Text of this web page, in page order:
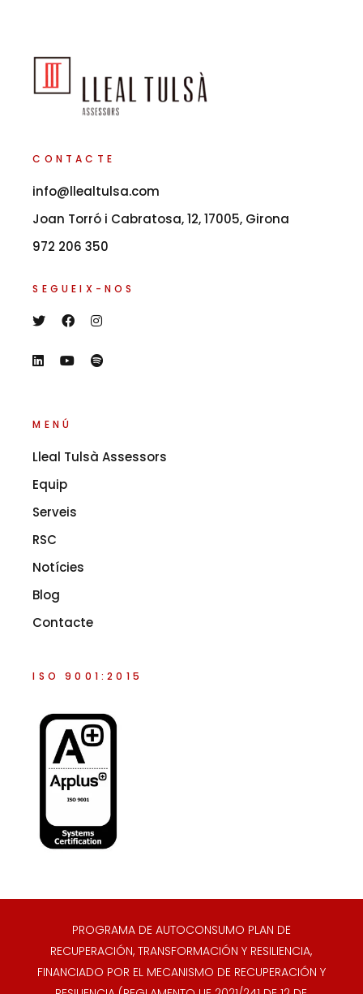
CONTACTE
info@llealtulsa.com
Joan Torró i Cabratosa, 12, 17005, Girona
972 206 350
SEGUEIX-NOS
MENÚ
Lleal Tulsà Assessors
Equip
Serveis
RSC
Notícies
Blog
Contacte
ISO 9001:2015
PROGRAMA DE AUTOCONSUMO PLAN DE
RECUPERACIÓN, TRANSFORMACIÓN Y RESILIENCIA,
FINANCIADO POR EL MECANISMO DE RECUPERACIÓN Y